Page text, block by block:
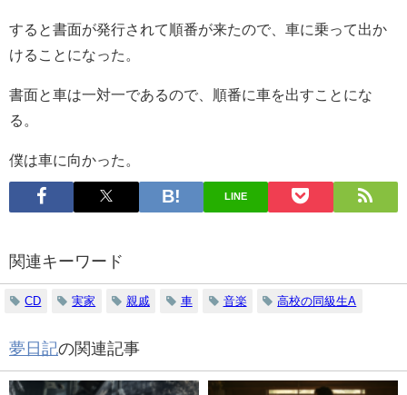
すると書面が発行されて順番が来たので、車に乗って出か
けることになった。
書面と車は一対一であるので、順番に車を出すことにな
る。
僕は車に向かった。
LINE
関連キーワード
CD 実家 親戚 車 音楽 高校の同級生A
夢日記の関連記事